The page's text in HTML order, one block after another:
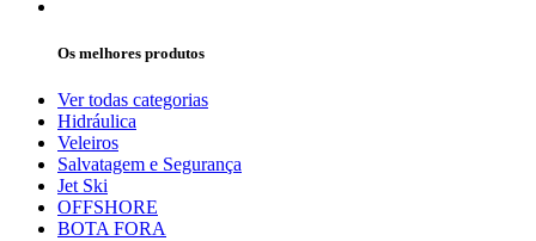
Os melhores produtos
Ver todas categorias
Hidráulica
Veleiros
Salvatagem e Segurança
Jet Ski
OFFSHORE
BOTA FORA